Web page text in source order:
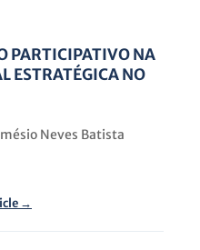
PARTICIPATIVO NA
ESTRATÉGICA NO
Neves Batista
→